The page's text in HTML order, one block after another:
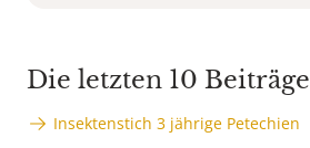
Die letzten 10 Beiträge
Insektenstich 3 jährige Petechien